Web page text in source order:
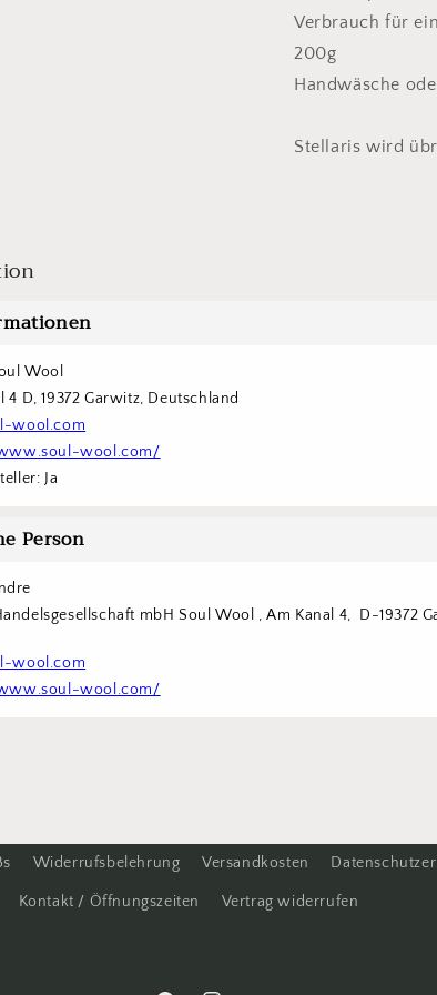
Verbrauch für
200g
Handwäsche
Stellaris wird
Wool
4 D, 19372 Garwitz, Deutschland
wool.com
wool.com/
Ja
Person
mbH Soul Wool , Am Kanal 4,  D-19372
wool.com
wool.com/
Widerrufsbelehrung Versandkosten
Kontakt / Öffnungszeiten Vertrag widerrufen